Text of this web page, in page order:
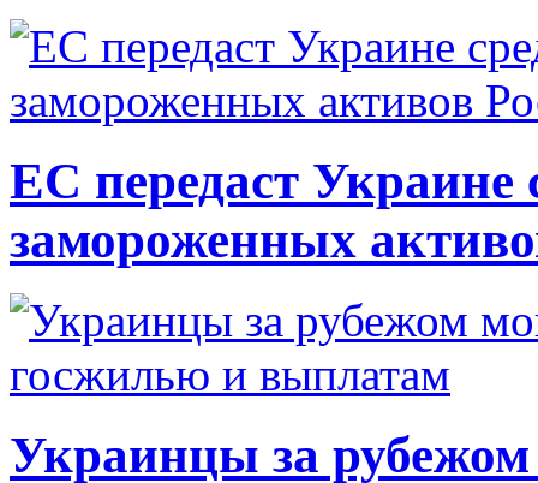
ЕС передаст Украине
замороженных
Украинцы за рубежом